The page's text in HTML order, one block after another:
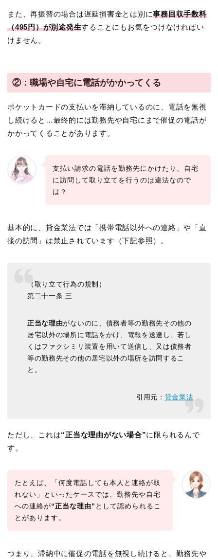
また、再振替の場合は遅延損害金とは別に事務回収手数料
（495円）が別途発生することにもお気をつけなければい
けません。
②：職場や自宅に電話がかかってくる
ポケットカードの支払いを滞納しているのに、電話を無視
し続けると…最終的には勤務先や自宅にまで催促の電話が
かかってくることがあります。
支払い請求の電話を勤務先にかけたり、自宅
に訪問して取り立てを行うのは違法なので
は？
基本的に、貸金業法では「携帯電話以外への連絡」や「直
接の訪問」は禁止されています（下記参照）。
（取り立て行為の規制）
第二十一条 三
正当な理由がないのに、債務者等の勤務先その他の
居宅以外の場所に電話をかけ、電報を送達し、若し
くはファクシミリ装置を用いて送信し、又は債務者
等の勤務先その他の居宅以外の場所を訪問するこ
と。
引用元： 貸金業法
ただし、これは“正当な理由がない場合”に限られるんで
す。
たとえば、「何度電話しても本人と連絡が取
れない」といったケースでは、勤務先や自宅
への連絡が“正当な理由” として認められるこ
とがあります。
つまり、滞納中に催促の電話を無視し続けると、勤務先や